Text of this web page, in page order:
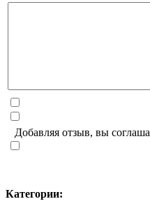
Добавляя отзыв, вы
Категории: